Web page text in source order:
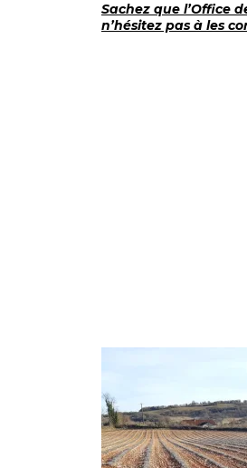
Sachez que l’Office
n’hésitez pas à les